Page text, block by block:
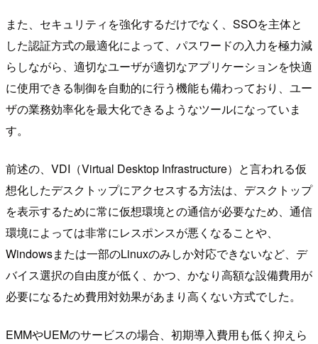
また、セキュリティを強化するだけでなく、SSOを主体と
した認証方式の最適化によって、パスワードの入力を極力減
らしながら、適切なユーザが適切なアプリケーションを快適
に使用できる制御を自動的に行う機能も備わっており、ユー
ザの業務効率化を最大化できるようなツールになっていま
す。
前述の、VDI（Virtual Desktop Infrastructure）と言われる仮
想化したデスクトップにアクセスする方法は、デスクトップ
を表示するために常に仮想環境との通信が必要なため、通信
環境によっては非常にレスポンスが悪くなることや、
Windowsまたは一部のLinuxのみしか対応できないなど、デ
バイス選択の自由度が低く、かつ、かなり高額な設備費用が
必要になるため費用対効果があまり高くない方式でした。
EMMやUEMのサービスの場合、初期導入費用も低く抑えら